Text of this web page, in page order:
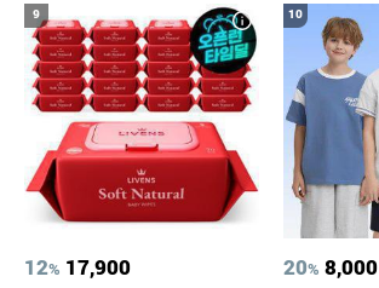
9
12% 17,900
10
20% 8,000